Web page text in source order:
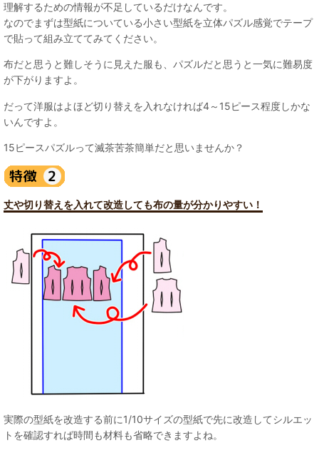
理解するための情報が不足しているだけなんです。
なのでまずは型紙についている小さい型紙を立体パズル感覚でテープ
で貼って組み立ててみてください。
布だと思うと難しそうに見えた服も、パズルだと思うと一気に難易度
が下がりますよ。
だって洋服はよほど切り替えを入れなければ4～15ピース程度しかな
いんですよ。
15ピースパズルって滅茶苦茶簡単だと思いませんか？
丈や切り替えを入れて改造しても布の量が分かりやすい！
実際の型紙を改造する前に1/10サイズの型紙で先に改造してシルエッ
トを確認すれば時間も材料も省略できますよね。